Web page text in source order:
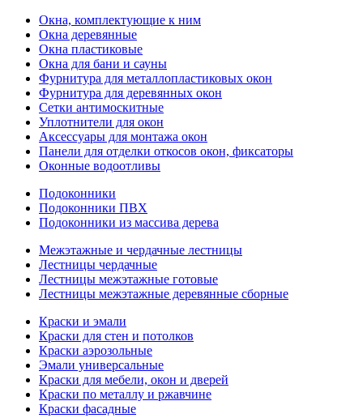
Окна, комплектующие к ним
Окна деревянные
Окна пластиковые
Окна для бани и сауны
Фурнитура для металлопластиковых окон
Фурнитура для деревянных окон
Сетки антимоскитные
Уплотнители для окон
Аксессуары для монтажа окон
Панели для отделки откосов окон, фиксаторы
Оконные водоотливы
Подоконники
Подоконники ПВХ
Подоконники из массива дерева
Межэтажные и чердачные лестницы
Лестницы чердачные
Лестницы межэтажные готовые
Лестницы межэтажные деревянные сборные
Краски и эмали
Краски для стен и потолков
Краски аэрозольные
Эмали универсальные
Краски для мебели, окон и дверей
Краски по металлу и ржавчине
Краски фасадные